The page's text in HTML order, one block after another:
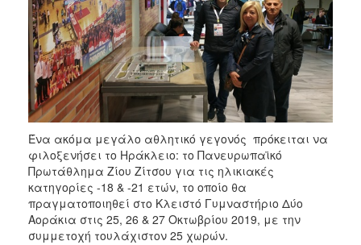
2006
ΔΗΜΟΤΗΣ
ΕΠΙΣΚΕΠΤΗΣ
ΗΡΑΚΛΕΙΟ
Ένα ακόμα μεγάλο αθλητικό γεγονός πρόκειται να
φιλοξενήσει το Ηράκλειο: το Πανευρωπαϊκό
Πρωτάθλημα Ζίου Ζίτσου για τις ηλικιακές
κατηγορίες -18 & -21 ετών, το οποίο θα
πραγματοποιηθεί στο Κλειστό Γυμναστήριο Δύο
Αοράκια στις 25, 26 & 27 Οκτωβρίου 2019, με την
συμμετοχή τουλάχιστον 25 χωρών.